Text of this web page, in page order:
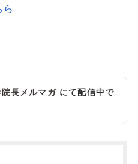
長メルマガにて配信中で